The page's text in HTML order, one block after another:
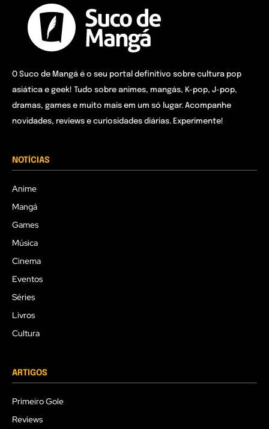
O Suco de Mangá é o seu portal definitivo sobre cultura pop
asiática e geek! Tudo sobre animes, mangás, K-pop, J-pop,
dramas, games e muito mais em um só lugar. Acompanhe
novidades, reviews e curiosidades diárias. Experimente!
NOTÍCIAS
Anime
Mangá
Games
Música
Cinema
Eventos
Séries
Livros
Cultura
ARTIGOS
Primeiro Gole
Reviews